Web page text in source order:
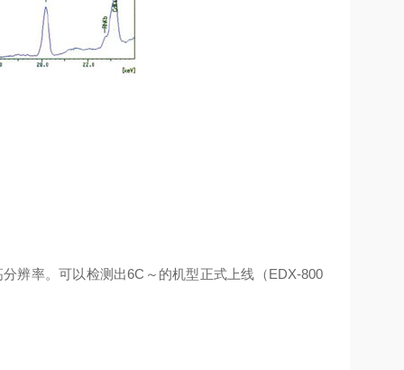
辨率。可以检测出6C～的机型正式上线（EDX-800